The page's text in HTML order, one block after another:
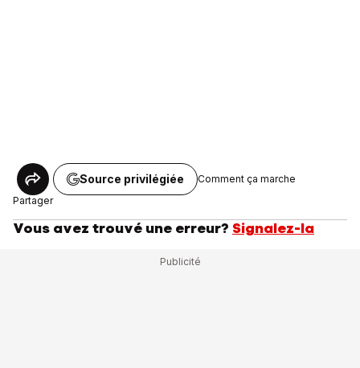
Partager
Source privilégiée Comment ça marche
Vous avez trouvé une erreur? Signalez-la